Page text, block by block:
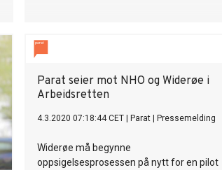
Parat seier mot NHO og Widerøe i
Arbeidsretten
4.3.2020 07:18:44 CET Parat Pressemelding
Widerøe må begynne
oppsigelsesprosessen på nytt for en pilot